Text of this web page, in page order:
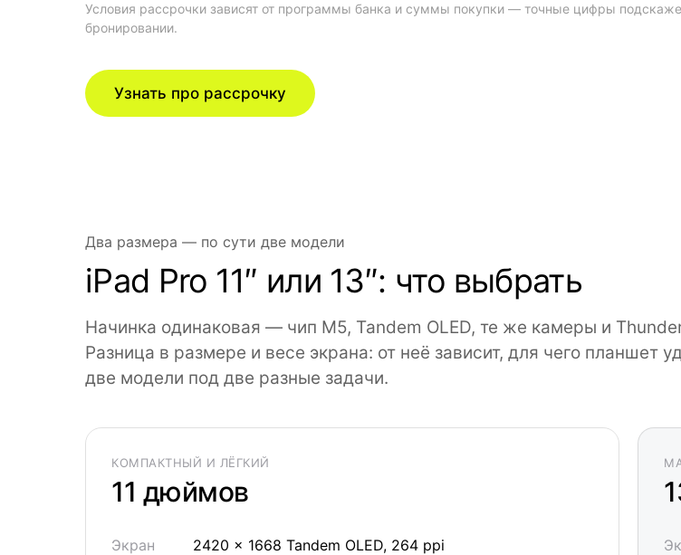
Условия рассрочки зависят от программы банка и суммы покупки — точные цифры
бронировании.
Узнать про рассрочку
Два размера — по сути две модели
iPad Pro 11″ или 13″: что выбрать
Начинка одинаковая — чип M5, Tandem OLED, те же камеры и
Разница в размере и весе экрана: от неё зависит, для чего планшет
две модели под две разные задачи.
КОМПАКТНЫЙ И ЛЁГКИЙ
11 дюймов
Экран 2420 × 1668 Tandem OLED, 264 ppi